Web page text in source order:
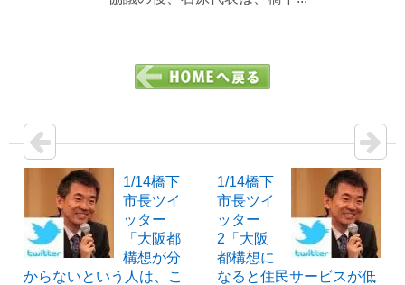
1/14橋下
市長ツイ
ッター
「大阪都
構想が分
からないという人は、こ
1/14橋下
市長ツイ
ッター
2「大阪
都構想に
なると住民サービスが低